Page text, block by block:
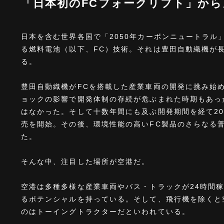
「日本初のFCフォークリフト」か
日本を含む世界各国で「2050年カーボンニュートラル
る燃料電池（以下、FC）技術。それは豊田自動織機が
る。
豊田自動織機がFCを搭載した産業車両の開発に挑み
ョックの影響で開発体制の存続が危ぶまれた時期もあ
はなかった。そして十数年間にも及ぶ開発期間を経て
売を開始。その後、環境性能の高いFC製品のさらなる
た。
そんな中、注目した場所が空港だ。
空港は多種多様な産業車両やバス・トラックが24時間
るポテンシャルを持っている。そして、飛行機を除く
のはトーイングトラクターだといわれている。